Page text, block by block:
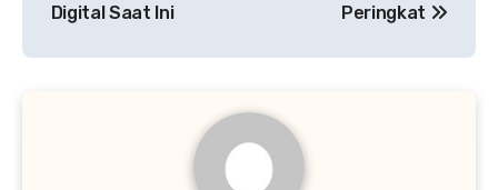
Digital Saat Ini
Peringkat